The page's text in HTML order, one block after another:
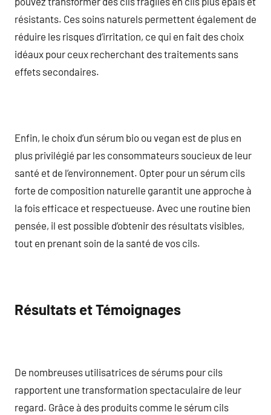
résistants. Ces soins naturels permettent également de
réduire les risques d’irritation, ce qui en fait des choix
idéaux pour ceux recherchant des traitements sans
effets secondaires.
Enfin, le choix d’un sérum bio ou vegan est de plus en
plus privilégié par les consommateurs soucieux de leur
santé et de l’environnement. Opter pour un sérum cils
forte de composition naturelle garantit une approche à
la fois efficace et respectueuse. Avec une routine bien
pensée, il est possible d’obtenir des résultats visibles,
tout en prenant soin de la santé de vos cils.
Résultats et Témoignages
De nombreuses utilisatrices de sérums pour cils
rapportent une transformation spectaculaire de leur
regard. Grâce à des produits comme le sérum cils